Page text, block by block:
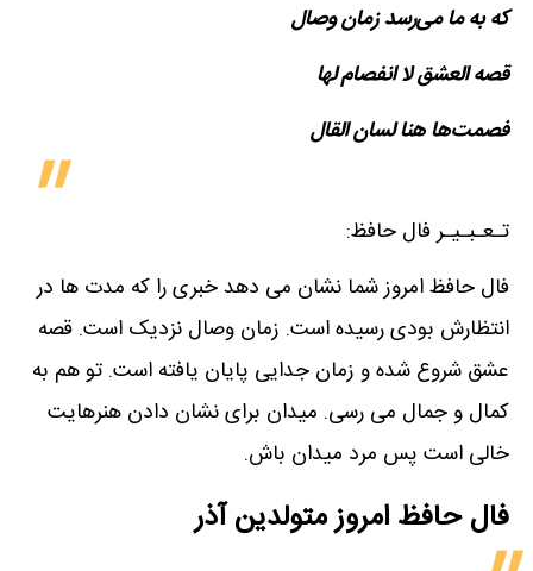
که به ما می‌رسد زمان وصال
قصه العشق لا انفصام لها
فصمت‌ها هنا لسان القال
تـعـبـیـر فال حافظ:
فال حافظ امروز شما نشان می دهد خبری را که مدت ها در
انتظارش بودی رسیده است. زمان وصال نزدیک است. قصه
عشق شروع شده و زمان جدایی پایان یافته است. تو هم به
کمال و جمال می رسی. میدان برای نشان دادن هنرهایت
خالی است پس مرد میدان باش.
فال حافظ امروز متولدین‌ آذر